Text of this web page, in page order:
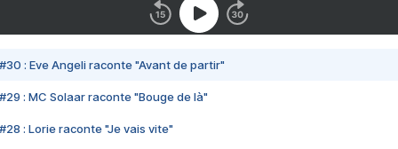
#30 : Eve Angeli raconte "Avant de partir"
#29 : MC Solaar raconte "Bouge de là"
#28 : Lorie raconte "Je vais vite"